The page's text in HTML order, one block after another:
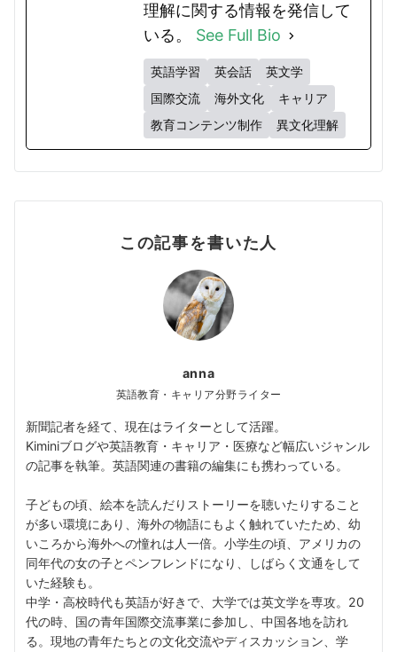
理解に関する情報を発信して
いる。 See Full Bio
英語学習 英会話
英文学
国際交流
海外文化
キャリア
教育コンテンツ制作
異文化理解
この記事を書いた人
anna
英語教育・キャリア分野ライター
新聞記者を経て、現在はライターとして活躍。
Kiminiブログや英語教育・キャリア・医療など幅広いジャンル
の記事を執筆。英語関連の書籍の編集にも携わっている。
子どもの頃、絵本を読んだりストーリーを聴いたりすること
が多い環境にあり、海外の物語にもよく触れていたため、幼
いころから海外への憧れは人一倍。小学生の頃、アメリカの
同年代の女の子とペンフレンドになり、しばらく文通をして
いた経験も。
中学・高校時代も英語が好きで、大学では英文学を専攻。20
代の時、国の青年国際交流事業に参加し、中国各地を訪れ
る。現地の青年たちとの文化交流やディスカッション、学